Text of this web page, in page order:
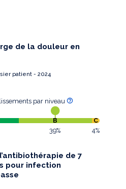
de la douleur en
patient - 2024
par niveau
B C
39% 4%
de 7
pour infection